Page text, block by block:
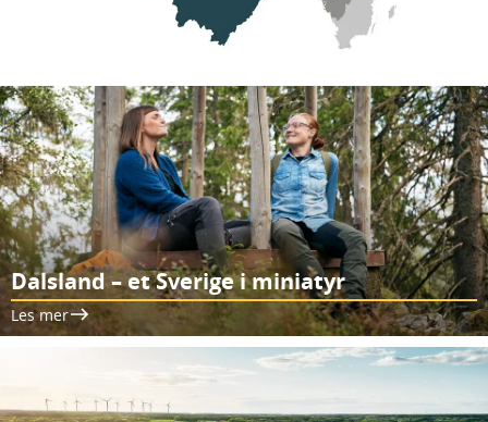
Dalsland – et Sverige i miniatyr
Les mer